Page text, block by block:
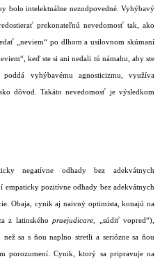
bolo intelektuálne nezodpovedné. Vyhýbavý
prekonateľnú nevedomosť tak, ako
„neviem“ po dlhom a usilovnom skúmaní
keď ste si ani nedali tú námahu, aby ste
vyhýbavému agnosticizmu, využíva
dôvod. Takáto nevedomosť je výsledkom
negatívne odhady bez adekvátnych
empaticky pozitívne odhady bez adekvátnych
Obaja, cynik aj naivný optimista, konajú na
z latinskéhopraejudicare, „súdiť vopred“),
sa s ňou naplno stretli a seriózne sa ňou
porozumení. Cynik, ktorý sa pripravuje na